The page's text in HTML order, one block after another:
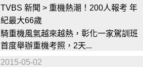
TVBS 新聞 > 重機熱潮！200人報考 年
紀最大66歲
騎重機風氣越來越熱，彰化一家駕訓班
首度舉辦重機考照，2天...
2015-05-02